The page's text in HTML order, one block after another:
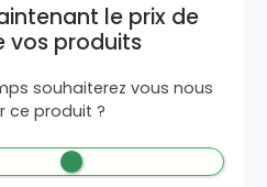
le prix de
vos produits
souhaiterez vous nous
ce produit ?